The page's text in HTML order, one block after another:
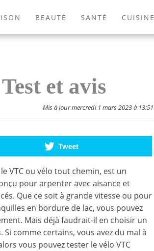
BEAUTÉ SANTÉ CUISINE
ANIMAUX JEUX VIDÉOS LIVRES
et avis
Mis à jour mercredi 1 mars 2023 à 13:51
Tweet
VTC ou vélo tout chemin, est un
pour arpenter avec aisance et
Que ce soit à grande vitesse ou pour
en bordure de lac, vous pouvez
Mais déjà faudrait-il en choisir un
Si comme certains, vous avez du mal à
vous pouvez tester le vélo VTC